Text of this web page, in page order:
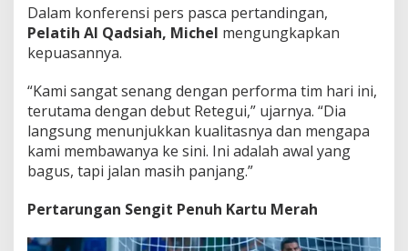
Dalam konferensi pers pasca pertandingan,
Pelatih Al Qadsiah, Michel mengungkapkan
kepuasannya.
“Kami sangat senang dengan performa tim hari ini,
terutama dengan debut Retegui,” ujarnya. “Dia
langsung menunjukkan kualitasnya dan mengapa
kami membawanya ke sini. Ini adalah awal yang
bagus, tapi jalan masih panjang.”
Pertarungan Sengit Penuh Kartu Merah